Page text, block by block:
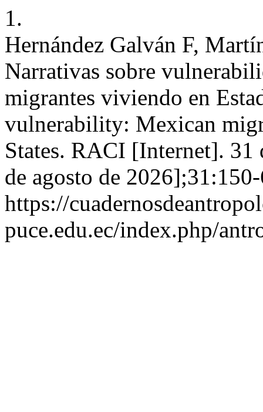
1.
Hernández Galván F,
Narrativas sobre
migrantes viviendo en
vulnerability: Mexican
States. RACI [Internet]. 31
de agosto de
https://
puce.edu.ec/index.php/